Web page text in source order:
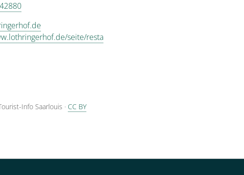
seite/resta
Info Saarlouis · CC BY